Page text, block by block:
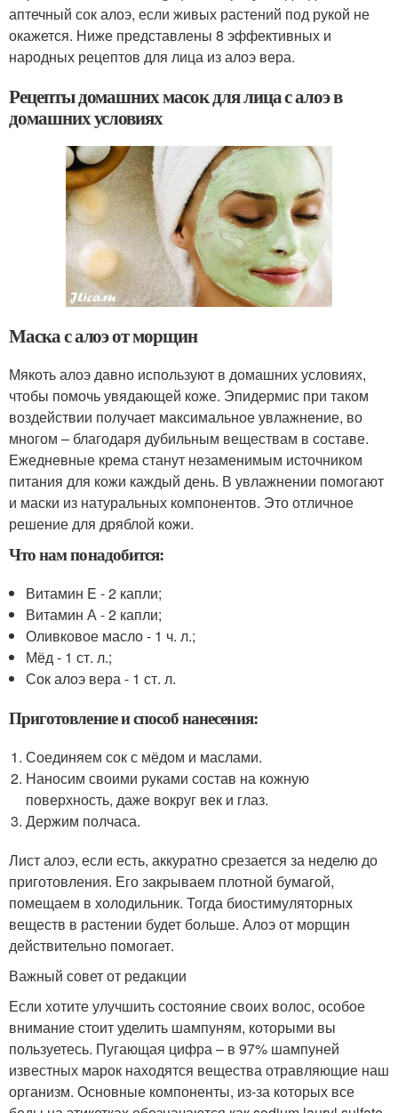
аптечный сок алоэ, если живых растений под рукой не
окажется. Ниже представлены 8 эффективных и
народных рецептов для лица из алоэ вера.
Рецепты домашних масок для лица с алоэ в
домашних условиях
Маска с алоэ от морщин
Мякоть алоэ давно используют в домашних условиях,
чтобы помочь увядающей коже. Эпидермис при таком
воздействии получает максимальное увлажнение, во
многом – благодаря дубильным веществам в составе.
Ежедневные крема станут незаменимым источником
питания для кожи каждый день. В увлажнении помогают
и маски из натуральных компонентов. Это отличное
решение для дряблой кожи.
Что нам понадобится:
Витамин E - 2 капли;
Витамин А - 2 капли;
Оливковое масло - 1 ч. л.;
Мёд - 1 ст. л.;
Сок алоэ вера - 1 ст. л.
Приготовление и способ нанесения:
Соединяем сок с мёдом и маслами.
Наносим своими руками состав на кожную
поверхность, даже вокруг век и глаз.
Держим полчаса.
Лист алоэ, если есть, аккуратно срезается за неделю до
приготовления. Его закрываем плотной бумагой,
помещаем в холодильник. Тогда биостимуляторных
веществ в растении будет больше. Алоэ от морщин
действительно помогает.
Важный совет от редакции
Если хотите улучшить состояние своих волос, особое
внимание стоит уделить шампуням, которыми вы
пользуетесь. Пугающая цифра – в 97% шампуней
известных марок находятся вещества отравляющие наш
организм. Основные компоненты, из-за которых все